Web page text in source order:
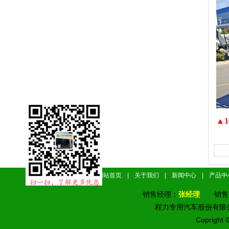
网站首页 关于我们 新闻中心 产品中
销售经理： 张经理 销售
程力专用汽车股份有
Copright